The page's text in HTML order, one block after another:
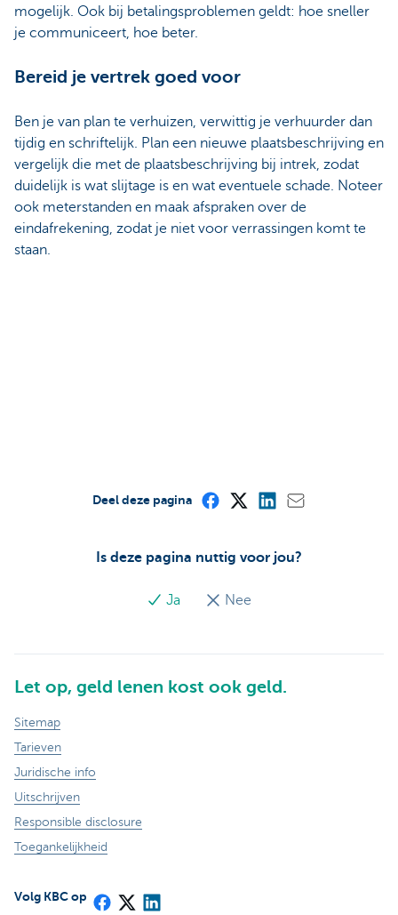
mogelijk. Ook bij betalingsproblemen geldt: hoe sneller
je communiceert, hoe beter.
Bereid je vertrek goed voor
Ben je van plan te verhuizen, verwittig je verhuurder dan
tijdig en schriftelijk. Plan een nieuwe plaatsbeschrijving en
vergelijk die met de plaatsbeschrijving bij intrek, zodat
duidelijk is wat slijtage is en wat eventuele schade. Noteer
ook meterstanden en maak afspraken over de
eindafrekening, zodat je niet voor verrassingen komt te
staan.
Is deze pagina nuttig voor jou?
Ja Nee
Deel deze pagina
Let op, geld lenen kost ook geld.
Sitemap
Tarieven
Juridische info
Uitschrijven
Responsible disclosure
Toegankelijkheid
Volg KBC op